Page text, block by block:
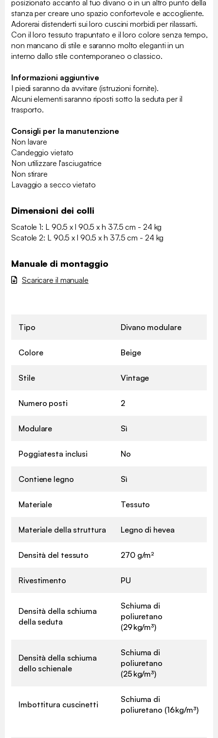
posizionato accanto al tuo divano o in un altro punto della
stanza per creare uno spazio confortevole e accogliente.
Adorerai distenderti sui loro cuscini morbidi per rilassarti.
Con il loro tessuto trapuntato e il loro colore senza tempo,
non mancano di stile e saranno molto eleganti in un
interno dallo stile contemporaneo o classico.
Informazioni aggiuntive
I piedi saranno da avvitare (istruzioni fornite).
Alcuni elementi saranno riposti sotto la seduta per il
trasporto.
Consigli per la manutenzione
Non lavare
Candeggio vietato
Non utilizzare l'asciugatrice
Non stirare
Lavaggio a secco vietato
Dimensioni dei colli
Scatole 1: L 90.5 x l 90.5 x h 37.5 cm - 24 kg
Scatole 2: L 90.5 x l 90.5 x h 37.5 cm - 24 kg
Manuale di montaggio
Scaricare il manuale
Tipo Divano modulare
Colore Beige
Stile Vintage
Numero posti 2
Modulare Sì
Poggiatesta inclusi No
Contiene legno Sì
Materiale Tessuto
Materiale della struttura Legno di hevea
Densità del tessuto 270 g/m²
Rivestimento PU
Densità della schiuma
della seduta
Schiuma di
poliuretano
(29 kg/m³)
Densità della schiuma
dello schienale
Schiuma di
poliuretano
(25 kg/m³)
Imbottitura cuscinetti
Schiuma di
poliuretano (16 kg/m³)